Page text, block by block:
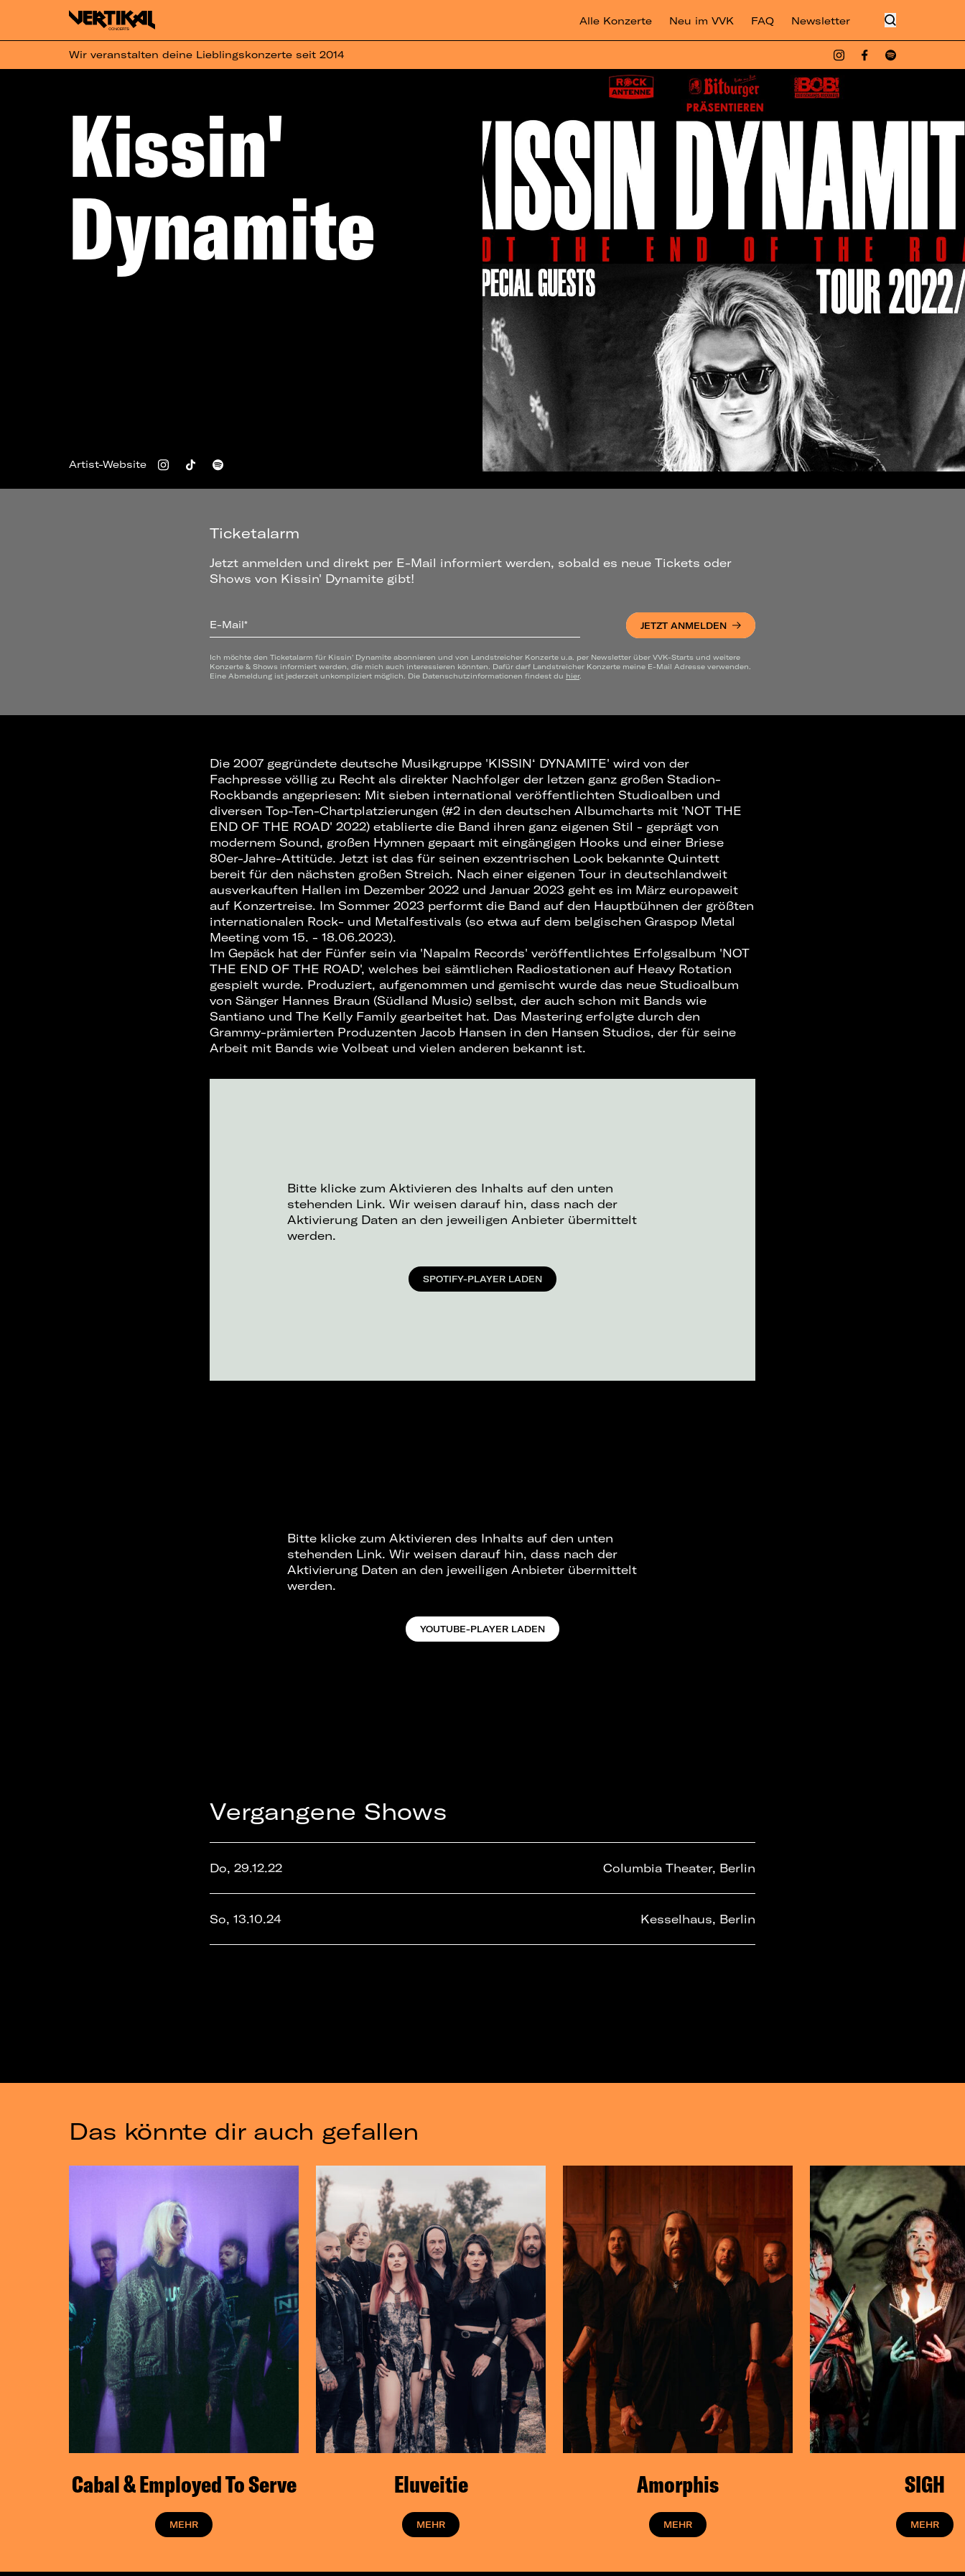
Alle Konzerte Neu im VVK FAQ Newsletter
Wir veranstalten deine Lieblingskonzerte seit 2014
Kissin'
Dynamite
Artist-Website
Ticketalarm
Jetzt anmelden und direkt per E-Mail informiert werden, sobald es neue Tickets oder
Shows von Kissin' Dynamite gibt!
E-Mail* JETZT ANMELDEN
Ich möchte den Ticketalarm für Kissin' Dynamite abonnieren und von Landstreicher Konzerte u.a. per Newsletter über VVK-Starts und weitere
Konzerte & Shows informiert werden, die mich auch interessieren könnten. Dafür darf Landstreicher Konzerte meine E-Mail Adresse verwenden.
Eine Abmeldung ist jederzeit unkompliziert möglich. Die Datenschutzinformationen findest du hier.
Die 2007 gegründete deutsche Musikgruppe 'KISSIN‘ DYNAMITE' wird von der
Fachpresse völlig zu Recht als direkter Nachfolger der letzen ganz großen Stadion-
Rockbands angepriesen: Mit sieben international veröffentlichten Studioalben und
diversen Top-Ten-Chartplatzierungen (#2 in den deutschen Albumcharts mit 'NOT THE
END OF THE ROAD' 2022) etablierte die Band ihren ganz eigenen Stil - geprägt von
modernem Sound, großen Hymnen gepaart mit eingängigen Hooks und einer Briese
80er-Jahre-Attitüde. Jetzt ist das für seinen exzentrischen Look bekannte Quintett
bereit für den nächsten großen Streich. Nach einer eigenen Tour in deutschlandweit
ausverkauften Hallen im Dezember 2022 und Januar 2023 geht es im März europaweit
auf Konzertreise. Im Sommer 2023 performt die Band auf den Hauptbühnen der größten
internationalen Rock- und Metalfestivals (so etwa auf dem belgischen Graspop Metal
Meeting vom 15. - 18.06.2023).
Im Gepäck hat der Fünfer sein via 'Napalm Records' veröffentlichtes Erfolgsalbum 'NOT
THE END OF THE ROAD', welches bei sämtlichen Radiostationen auf Heavy Rotation
gespielt wurde. Produziert, aufgenommen und gemischt wurde das neue Studioalbum
von Sänger Hannes Braun (Südland Music) selbst, der auch schon mit Bands wie
Santiano und The Kelly Family gearbeitet hat. Das Mastering erfolgte durch den
Grammy-prämierten Produzenten Jacob Hansen in den Hansen Studios, der für seine
Arbeit mit Bands wie Volbeat und vielen anderen bekannt ist.
Bitte klicke zum Aktivieren des Inhalts auf den unten
stehenden Link. Wir weisen darauf hin, dass nach der
Aktivierung Daten an den jeweiligen Anbieter übermittelt
werden.
SPOTIFY-PLAYER LADEN
Bitte klicke zum Aktivieren des Inhalts auf den unten
stehenden Link. Wir weisen darauf hin, dass nach der
Aktivierung Daten an den jeweiligen Anbieter übermittelt
werden.
YOUTUBE-PLAYER LADEN
Vergangene Shows
Do, 29.12.22 Columbia Theater, Berlin
So, 13.10.24 Kesselhaus, Berlin
Das könnte dir auch gefallen
Cabal & Employed To Serve
MEHR
Eluveitie
MEHR
Amorphis
MEHR
SIGH
MEHR